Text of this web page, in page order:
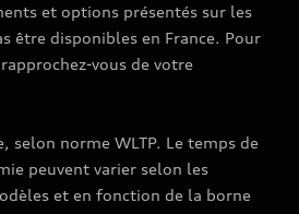
et options présentés sur les
être disponibles en France. Pour
vous de votre
selon norme WLTP. Le temps de
peuvent varier selon les
et en fonction de la borne